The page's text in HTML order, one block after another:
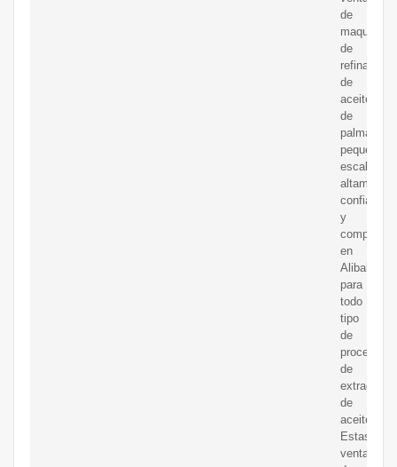
de
maquinaria
de
refinación
de
aceite
de
palma
pequeña
escala
altamente
confiable
y
en
para
todo
tipo
de
procesos
de
extracción
de
aceite.
Estas
venta